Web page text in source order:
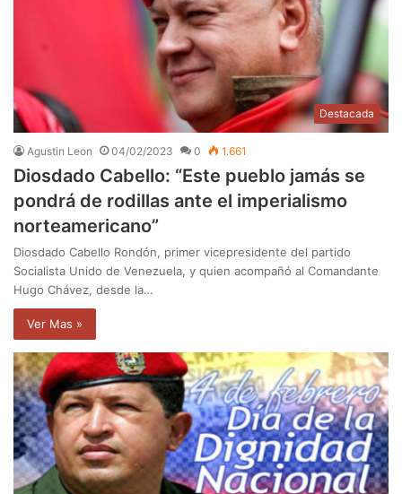
Destacada
Agustin Leon 04/02/2023 0 1.661
Diosdado Cabello: “Este pueblo jamás se
pondrá de rodillas ante el imperialismo
norteamericano”
Diosdado Cabello Rondón, primer vicepresidente del partido
Socialista Unido de Venezuela, y quien acompañó al Comandante
Hugo Chávez, desde la…
Ver Mas »